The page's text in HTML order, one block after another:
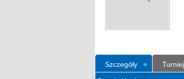
Szczegóły